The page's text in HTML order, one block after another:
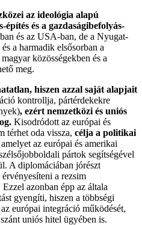
az ideológia alapú
építés és a gazdaságibefolyás-
és az USA-ban, de a Nyugat-
a harmadik elsősorban a
közösségekben és a
meg.
hiszen azzal saját alapjait
kontrollja, pártérdekekre
, ezért nemzetközi és uniós
Kisodródott az európai és
térhet oda vissza, célja a politikai
amelyet az európai és amerikai
pártok segítségével
A diplomáciában jórészt
a rezsim
azonban épp az általa
gyengíti, hiszen a többségi
európai integráció működését,
uniós hitel ügyében is.